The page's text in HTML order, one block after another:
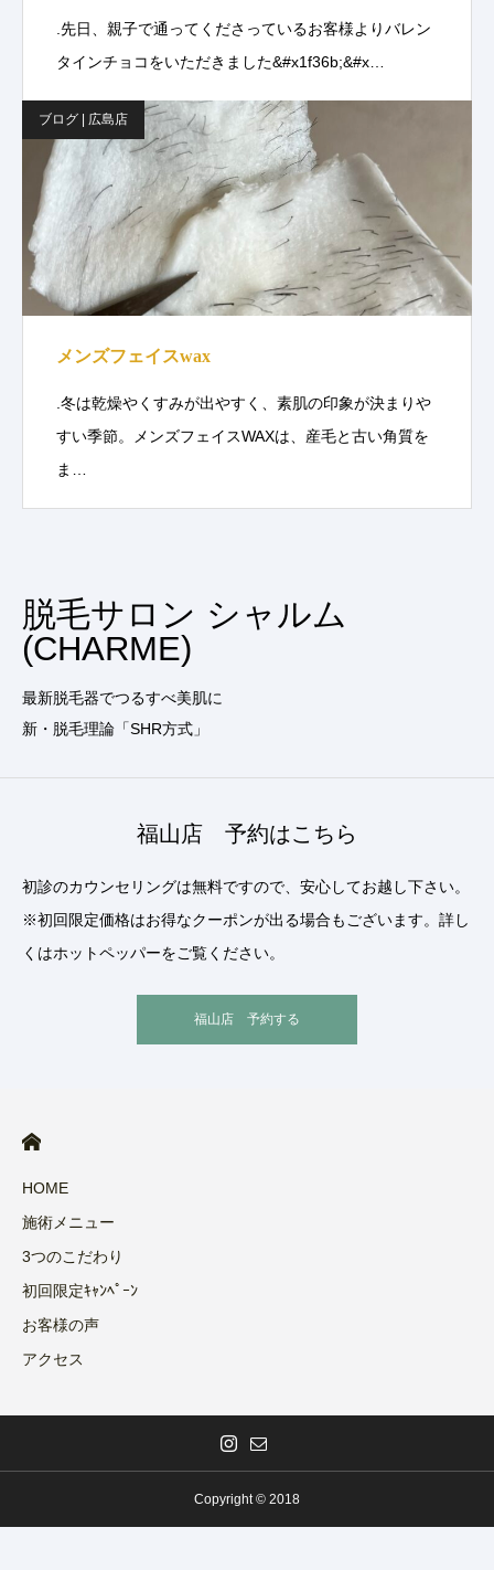
.先日、親子で通ってくださっているお客様よりバレン
タインチョコをいただきました&#x1f36b;&#x…
ブログ | 広島店
メンズフェイスwax
.冬は乾燥やくすみが出やすく、素肌の印象が決まりや
すい季節。メンズフェイスWAXは、産毛と古い角質を
ま…
脱毛サロン シャルム
(CHARME)
最新脱毛器でつるすべ美肌に
新・脱毛理論「SHR方式」
福山店 予約はこちら
初診のカウンセリングは無料ですので、安心してお越し下さい。
※初回限定価格はお得なクーポンが出る場合もございます。詳し
くはホットペッパーをご覧ください。
福山店 予約する
HOME
施術メニュー
3つのこだわり
初回限定ｷｬﾝﾍﾟｰﾝ
お客様の声
アクセス
Copyright © 2018